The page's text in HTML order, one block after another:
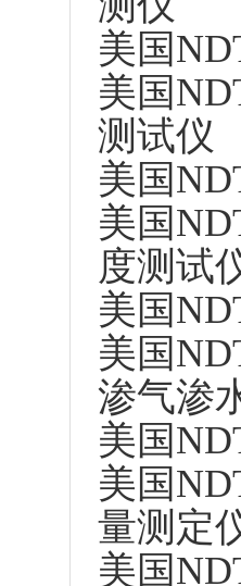
美国
美国
测试仪
美国
美国
度测试
美国
美国
渗气渗
美国
美国
量测定
美国